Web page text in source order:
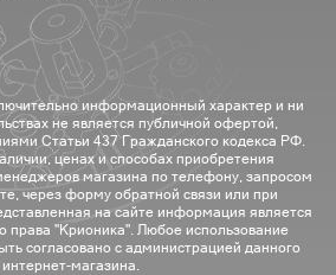
информационный характер и ни
не является публичной офертой,
Статьи 437 Гражданского кодекса РФ.
ценах и способах приобретения
магазина по телефону, запросом
через форму обратной связи или при
на сайте информация является
права "Крионика". Любое использование
согласовано с администрацией данного
интернет-магазина.